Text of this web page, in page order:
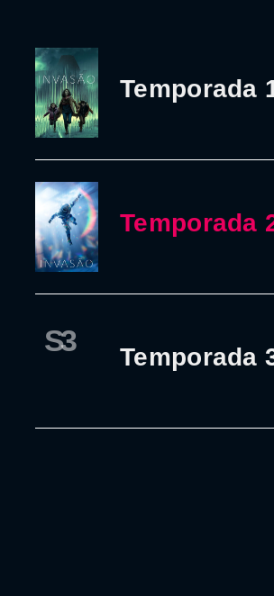
Temporada
Temporada
S3 Temporada